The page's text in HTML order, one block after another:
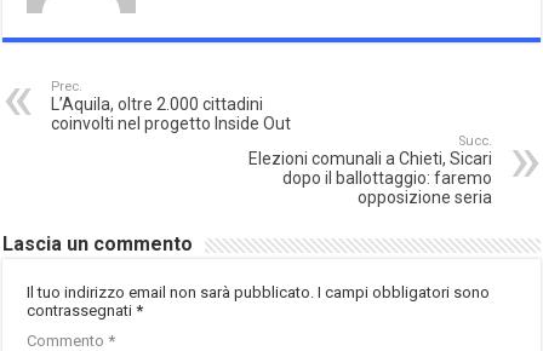
Prec.
L’Aquila, oltre 2.000 cittadini
coinvolti nel progetto Inside Out
Succ.
Elezioni comunali a Chieti, Sicari
dopo il ballottaggio: faremo
opposizione seria
Lascia un commento
Il tuo indirizzo email non sarà pubblicato. I campi obbligatori sono
contrassegnati*
Commento*